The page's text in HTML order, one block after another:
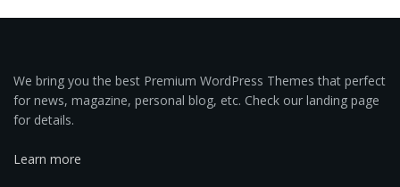
We bring you the best Premium WordPress Themes that perfect
for news, magazine, personal blog, etc. Check our landing page
for details.
Learn more